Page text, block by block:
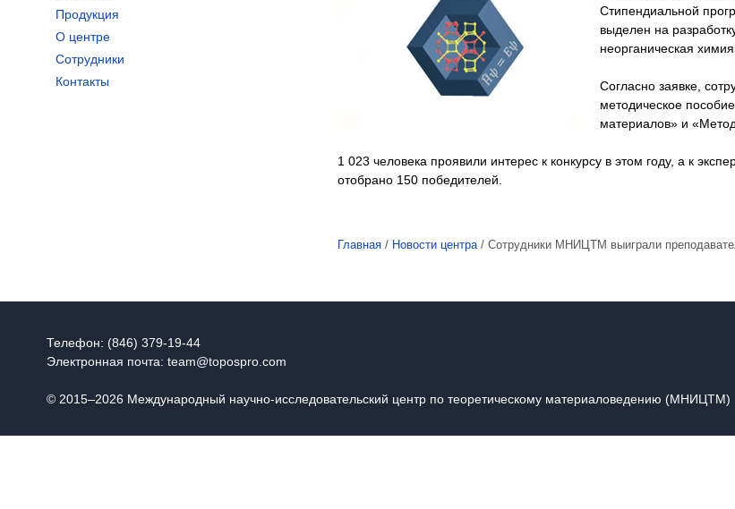
Продукция
О центре
Сотрудники
Контакты
Стипендиальной
выделен на
неорганическая
Согласно заявке,
методическое
материалов» и
1 023 человека проявили интерес к конкурсу в этом году, а к
отобрано 150 победителей.
Главная / Новости центра / Сотрудники МНИЦТМ выиграли
Телефон: (846) 379-19-44
Электронная почта: team@topospro.com
© 2015–2026 Международный научно-исследовательский центр по теоретическому материаловедению (МНИЦТМ)